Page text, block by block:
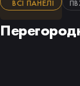
ВСІ ПАНЕЛІ